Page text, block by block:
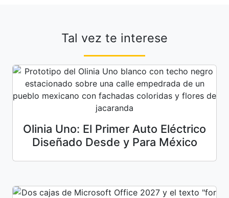
Tal vez te interese
Olinia Uno: El Primer Auto Eléctrico
Diseñado Desde y Para México